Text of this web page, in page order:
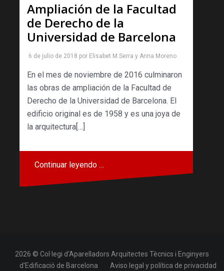
Ampliación de la Facultad
de Derecho de la
Universidad de Barcelona
6 de julio de 2018 por Elisabet M.Serra y Anna Moreno
En el mes de noviembre de 2016 culminaron
las obras de ampliación de la Facultad de
Derecho de la Universidad de Barcelona. El
edificio original es de 1958 y es una joya de
la arquitectura[…]
Continuar leyendo …
2026 © Col·legi d'Aparelladors Arquitectes Tècnics i Enginyers
d'Edificació de Barcelona
Aviso legal y política de privacidad